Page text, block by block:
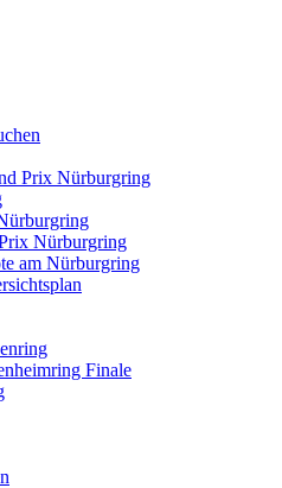
Prix Nürburgring
Nürburgring
am Nürburgring
Finale